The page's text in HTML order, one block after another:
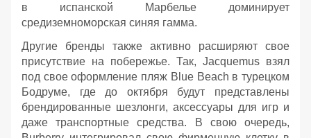
в испанской Марбелье доминирует
средиземноморская синяя гамма.
Другие бренды также активно расширяют свое
присутствие на побережье. Так, Jacquemus взял
под свое оформление пляж Blue Beach в турецком
Бодруме, где до октября будут представлены
брендированные шезлонги, аксессуары для игр и
даже транспортные средства. В свою очередь,